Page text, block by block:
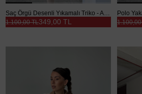
349,00 TL
1.100,00 TL
Polo